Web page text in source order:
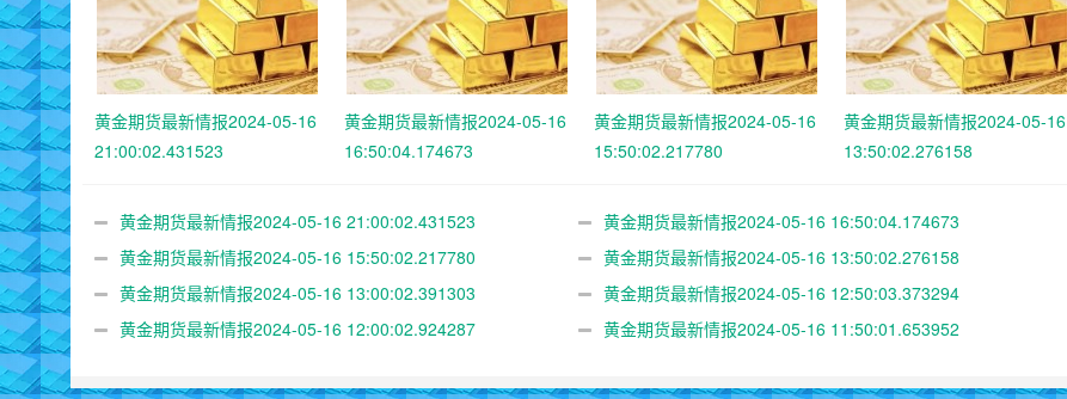
黄金期货最新情报2024-05-16
21:00:02.431523
黄金期货最新情报2024-05-16
16:50:04.174673
黄金期货最新情报2024-05-16
15:50:02.217780
黄金期货最新情报2024-05-16
13:50:02.276158
黄金期货最新情报2024-05-16 21:00:02.431523
黄金期货最新情报2024-05-16 16:50:04.174673
黄金期货最新情报2024-05-16 15:50:02.217780
黄金期货最新情报2024-05-16 13:50:02.276158
黄金期货最新情报2024-05-16 13:00:02.391303
黄金期货最新情报2024-05-16 12:50:03.373294
黄金期货最新情报2024-05-16 12:00:02.924287
黄金期货最新情报2024-05-16 11:50:01.653952